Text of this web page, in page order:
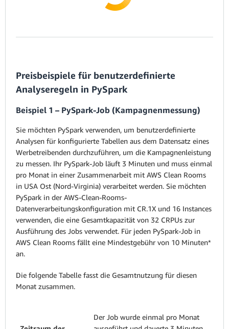
Preisbeispiele für benutzerdefinierte
Analyseregeln in PySpark
Beispiel 1 – PySpark-Job (Kampagnenmessung)
Sie möchten PySpark verwenden, um benutzerdefinierte
Analysen für konfigurierte Tabellen aus dem Datensatz eines
Werbetreibenden durchzuführen, um die Kampagnenleistung
zu messen. Ihr PySpark-Job läuft 3 Minuten und muss einmal
pro Monat in einer Zusammenarbeit mit AWS Clean Rooms
in USA Ost (Nord-Virginia) verarbeitet werden. Sie möchten
PySpark in der AWS-Clean-Rooms-
Datenverarbeitungskonfiguration mit CR.1X und 16 Instances
verwenden, die eine Gesamtkapazität von 32 CRPUs zur
Ausführung des Jobs verwendet. Für jeden PySpark-Job in
AWS Clean Rooms fällt eine Mindestgebühr von 10 Minuten*
an.
Die folgende Tabelle fasst die Gesamtnutzung für diesen
Monat zusammen.
Der Job wurde einmal pro Monat